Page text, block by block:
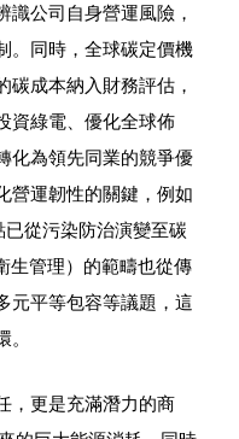
識公司自身營運風險，
。同時，全球碳定價機
碳成本納入財務評估，
資綠電、優化全球佈
化為領先同業的競爭優
營運韌性的關鍵，例如
從污染防治演變至碳
生管理）的範疇也從傳
元平等包容等議題，這
，更是充滿潛力的商